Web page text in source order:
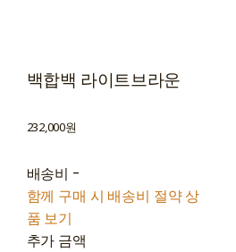
백합백 라이트브라운
232,000원
배송비 -
함께 구매 시 배송비 절약 상
품 보기
추가 금액